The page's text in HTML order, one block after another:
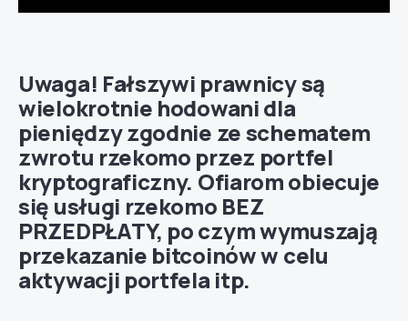
Uwaga! Fałszywi prawnicy są
wielokrotnie hodowani dla
pieniędzy zgodnie ze schematem
zwrotu rzekomo przez portfel
kryptograficzny. Ofiarom obiecuje
się usługi rzekomo BEZ
PRZEDPŁATY, po czym wymuszają
przekazanie bitcoinów w celu
aktywacji portfela itp.